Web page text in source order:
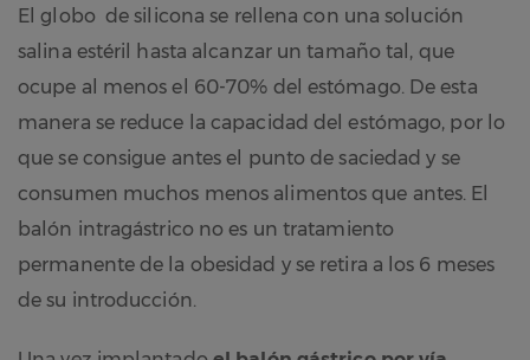
El globo de silicona se rellena con una solución
salina estéril hasta alcanzar un tamaño tal, que
ocupe al menos el 60-70% del estómago. De esta
manera se reduce la capacidad del estómago, por lo
que se consigue antes el punto de saciedad y se
consumen muchos menos alimentos que antes. El
balón intragástrico no es un tratamiento
permanente de la obesidad y se retira a los 6 meses
de su introducción.